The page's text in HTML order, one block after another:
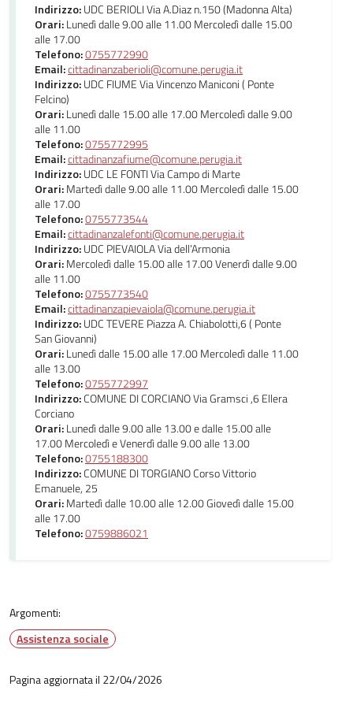
Indirizzo:UDC BERIOLI Via A.Diaz n.150 (Madonna Alta)
Orari:Lunedì dalle 9.00 alle 11.00 Mercoledì dalle 15.00
alle 17.00
Telefono:0755772990
Email:cittadinanzaberioli@comune.perugia.it
Indirizzo:UDC FIUME Via Vincenzo Maniconi ( Ponte
Felcino)
Orari:Lunedì dalle 15.00 alle 17.00 Mercoledì dalle 9.00
alle 11.00
Telefono:0755772995
Email:cittadinanzafiume@comune.perugia.it
Indirizzo:UDC LE FONTI Via Campo di Marte
Orari:Martedì dalle 9.00 alle 11.00 Mercoledì dalle 15.00
alle 17.00
Telefono:0755773544
Email:cittadinanzalefonti@comune.perugia.it
Indirizzo:UDC PIEVAIOLA Via dell’Armonia
Orari:Mercoledì dalle 15.00 alle 17.00 Venerdì dalle 9.00
alle 11.00
Telefono:0755773540
Email:cittadinanzapievaiola@comune.perugia.it
Indirizzo:UDC TEVERE Piazza A. Chiabolotti,6 ( Ponte
San Giovanni)
Orari:Lunedì dalle 15.00 alle 17.00 Mercoledì dalle 11.00
alle 13.00
Telefono:0755772997
Indirizzo:COMUNE DI CORCIANO Via Gramsci ,6 Ellera
Corciano
Orari:Lunedì dalle 9.00 alle 13.00 e dalle 15.00 alle
17.00 Mercoledì e Venerdì dalle 9.00 alle 13.00
Telefono:0755188300
Indirizzo:COMUNE DI TORGIANO Corso Vittorio
Emanuele, 25
Orari:Martedì dalle 10.00 alle 12.00 Giovedì dalle 15.00
alle 17.00
Telefono:0759886021
Argomenti:
Assistenza sociale
Pagina aggiornata il 22/04/2026